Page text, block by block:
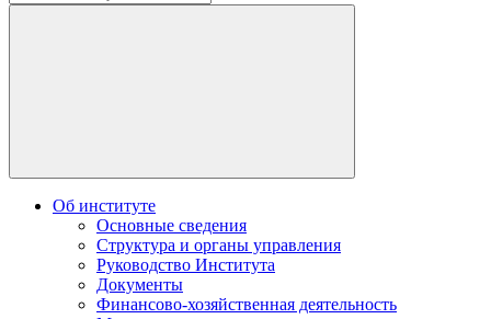
Об институте
Основные сведения
Структура и органы управления
Руководство Института
Документы
Финансово-хозяйственная деятельность